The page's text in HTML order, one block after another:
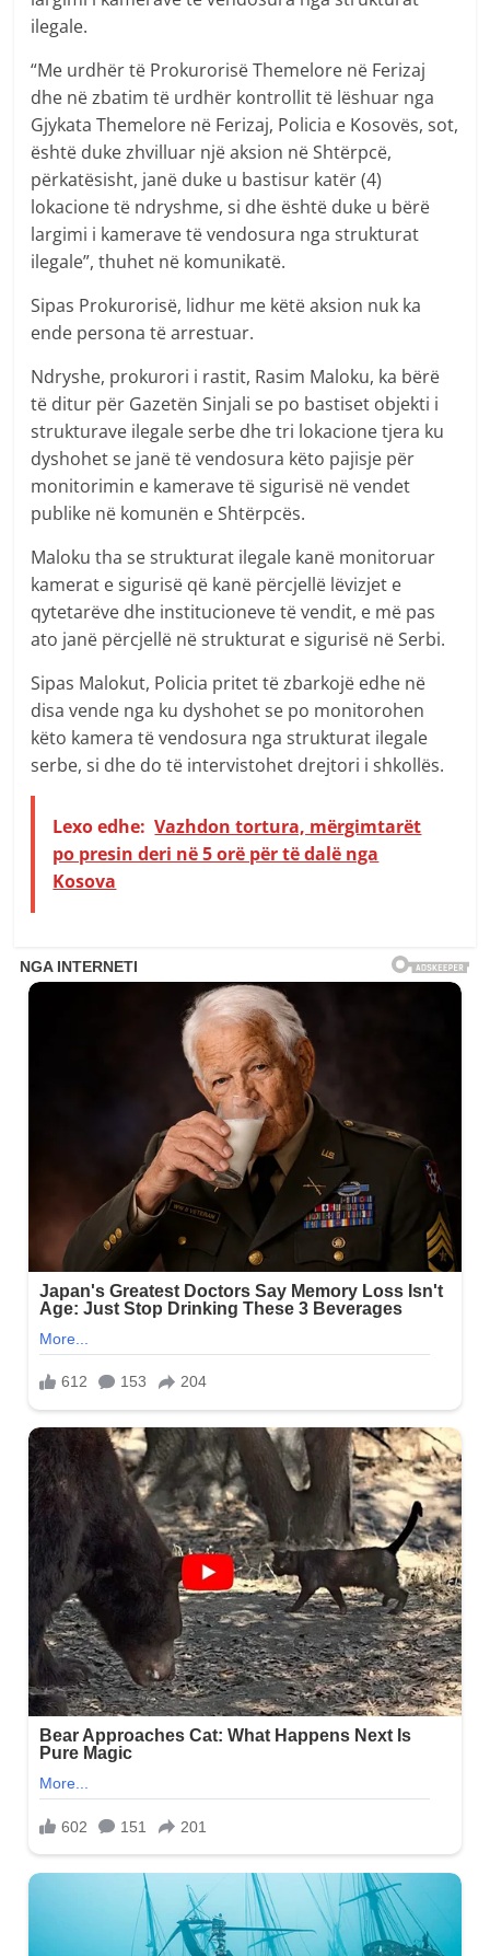
ilegale.
“Me urdhër të Prokurorisë Themelore në Ferizaj
dhe në zbatim të urdhër kontrollit të lëshuar nga
Gjykata Themelore në Ferizaj, Policia e Kosovës, sot,
është duke zhvilluar një aksion në Shtërpcë,
përkatësisht, janë duke u bastisur katër (4)
lokacione të ndryshme, si dhe është duke u bërë
largimi i kamerave të vendosura nga strukturat
ilegale”, thuhet në komunikatë.
Sipas Prokurorisë, lidhur me këtë aksion nuk ka
ende persona të arrestuar.
Ndryshe, prokurori i rastit, Rasim Maloku, ka bërë
të ditur për Gazetën Sinjali se po bastiset objekti i
strukturave ilegale serbe dhe tri lokacione tjera ku
dyshohet se janë të vendosura këto pajisje për
monitorimin e kamerave të sigurisë në vendet
publike në komunën e Shtërpcës.
Maloku tha se strukturat ilegale kanë monitoruar
kamerat e sigurisë që kanë përcjellë lëvizjet e
qytetarëve dhe institucioneve të vendit, e më pas
ato janë përcjellë në strukturat e sigurisë në Serbi.
Sipas Malokut, Policia pritet të zbarkojë edhe në
disa vende nga ku dyshohet se po monitorohen
këto kamera të vendosura nga strukturat ilegale
serbe, si dhe do të intervistohet drejtori i shkollës.
Lexo edhe: Vazhdon tortura, mërgimtarët
po presin deri në 5 orë për të dalë nga
Kosova